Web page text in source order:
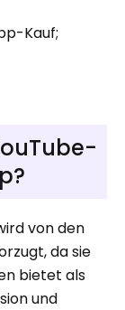
Kauf;
von den
da sie
bietet als
und